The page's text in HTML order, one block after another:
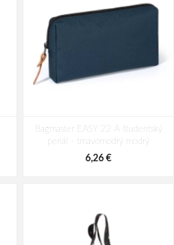
Dámska celokožená obuv
49,14 € 65,52 €
Bagmaster EASY 22 A študentský
penál - tmavomodrý modrý
6,26 €